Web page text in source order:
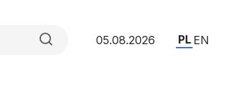
05.08.2026 PL EN